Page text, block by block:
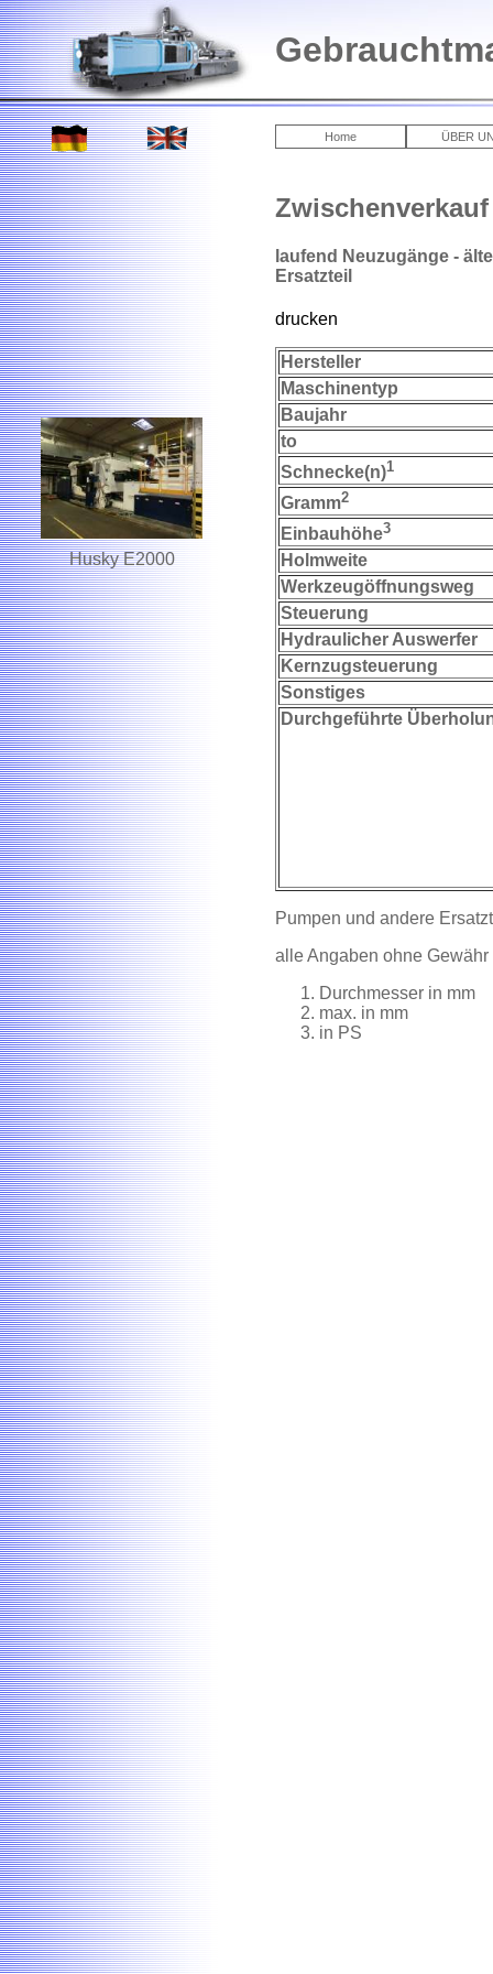
Home ÜBER
laufend Neuzugänge -
Ersatzteil
drucken
Hersteller
Maschinentyp
Baujahr
to
Schnecke(n)1
Gramm2
Einbauhöhe3
Holmweite
Werkzeugöffnungsweg
Steuerung
Hydraulicher Auswerfer
Kernzugsteuerung
Sonstiges
Durchgeführte
Pumpen und andere
alle Angaben ohne Gewähr
Durchmesser in mm
max. in mm
in PS
Husky E2000